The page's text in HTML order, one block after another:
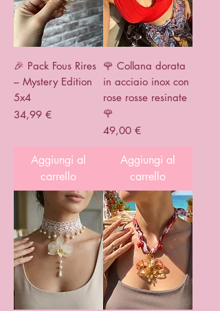
🎉 Pack Fous Rires
– Mystery Edition
5x4
Prezzo
34,99 €
Aggiungi al
carrello
🌹 Collana dorata
in acciaio inox con
rose rosse resinate
🌹
Prezzo
49,00 €
Aggiungi al
carrello